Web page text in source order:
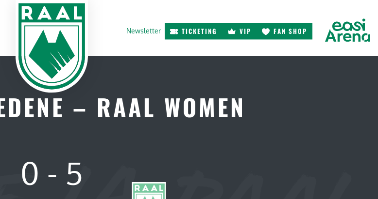
Newsletter TICKETING VIP FAN SHOP
– RAAL WOMEN
0 - 5